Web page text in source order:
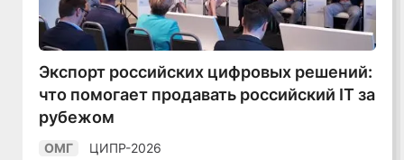
Экспорт российских цифровых решений:
что помогает продавать российский IT за
рубежом
ОМГ ЦИПР-2026